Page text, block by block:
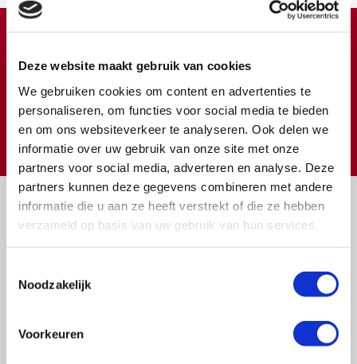
Deze website maakt gebruik van cookies
We gebruiken cookies om content en advertenties te
personaliseren, om functies voor social media te bieden
en om ons websiteverkeer te analyseren. Ook delen we
informatie over uw gebruik van onze site met onze
partners voor social media, adverteren en analyse. Deze
partners kunnen deze gegevens combineren met andere
informatie die u aan ze heeft verstrekt of die ze hebben
verzameld op basis van uw gebruik van hun services.
Noodzakelijk
Voorkeuren
Meer weten over wat we met uw extra gift doen?
Klik hier
€ Doneer
Vragen?
of bel ons op: